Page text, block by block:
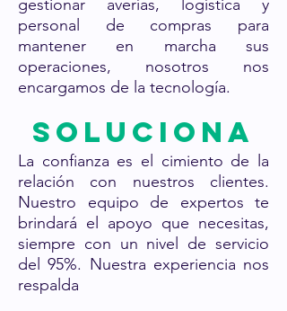
gestionar averías, logística y
personal de compras para
mantener en marcha sus
operaciones, nosotros nos
encargamos de la tecnología.
Soluciona
La confianza es el cimiento de la
relación con nuestros clientes.
Nuestro equipo de expertos te
brindará el apoyo que necesitas,
siempre con un nivel de servicio
del 95%. Nuestra experiencia nos
respalda